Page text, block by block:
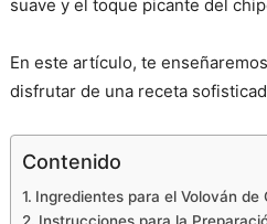
suave y el toque picante del
En este artículo, te
disfrutar de una receta
Contenido
Ingredientes para el Volován